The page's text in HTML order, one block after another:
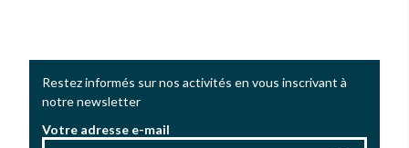
Restez informés sur nos activités en vous inscrivant à
notre newsletter
Votre adresse e-mail